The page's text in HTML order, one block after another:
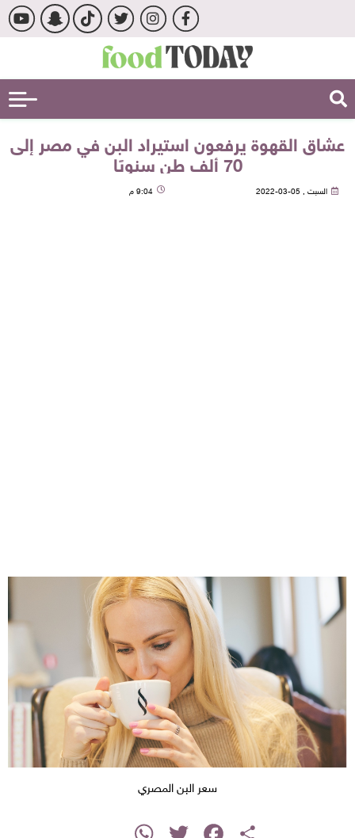
عشاق القهوة يرفعون استيراد البن في مصر إلى
70 ألف طن سنويًا
السبت , 05-03-2022 9:04 م
سعر البن المصري
Share
Facebook
Twitter
WhatsApp